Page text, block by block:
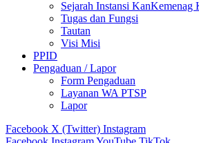
Sejarah Instansi KanKemenag
Tugas dan Fungsi
Tautan
Visi Misi
PPID
Pengaduan / Lapor
Form Pengaduan
Layanan WA PTSP
Lapor
Facebook X (Twitter) Instagram